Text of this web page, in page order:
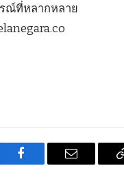
รณ์ที่หลากหลาย
Facebook Email